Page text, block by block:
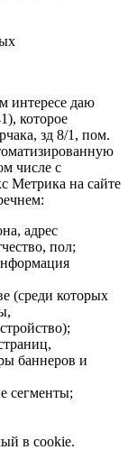
интересе даю
которое
зд 8/1, пом.
числе с
Метрика на сайте
адрес
пол;
(среди которых
баннеров и
сегменты;
в cookie.